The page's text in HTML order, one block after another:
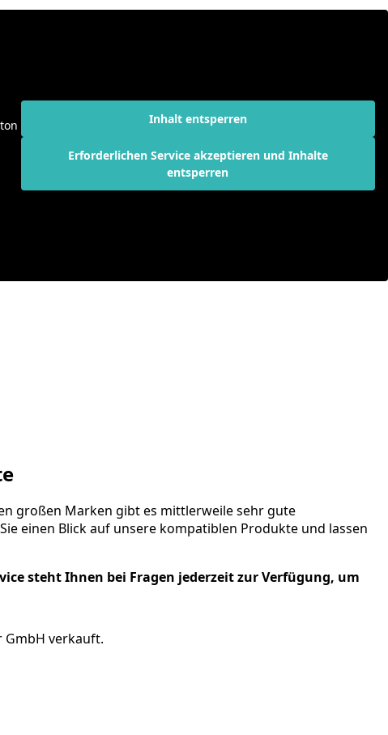
Inhalt entsperren
Erforderlichen Service akzeptieren und Inhalte
entsperren
großen Marken gibt es mittlerweile sehr gute
einen Blick auf unsere kompatiblen Produkte und lassen
steht Ihnen bei Fragen jederzeit zur Verfügung, um
GmbH verkauft.